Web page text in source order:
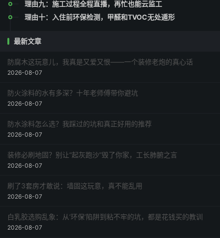
理由九：施工过程全程直播，再忙也能云监工
理由十：入住前环保检测，甲醛和TVOC无处遁形
最新文章
防腐木这玩意儿，我真是又爱又恨——一个装修老炮的真心话
2026-08-07
防火涂料的水有多深？十年老师傅带你避坑
2026-08-07
防水涂料怎么选？我踩过的坑和真正好用的推荐
2026-08-07
装修必刷地固？别让“起灰跑沙”毁了你家，工长肺腑之言
2026-08-07
刷了3套房才敢说：墙固这玩意，真不能乱用
2026-08-07
白乳胶选购乱象：从‘环保’陷阱到粘不牢的坑，都是花钱买的教训
2026-08-07